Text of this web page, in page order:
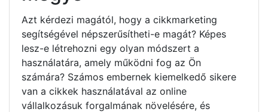
Azt kérdezi magától, hogy a cikkmarketing
segítségével népszerűsítheti-e magát? Képes
lesz-e létrehozni egy olyan módszert a
használatára, amely működni fog az Ön
számára? Számos embernek kiemelkedő sikere
van a cikkek használatával az online
vállalkozásuk forgalmának növelésére, és